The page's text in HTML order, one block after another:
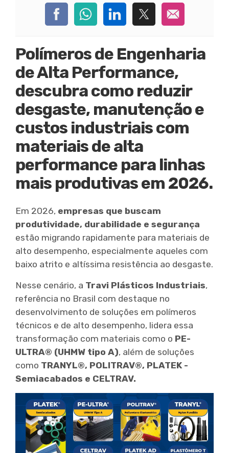
Polímeros de Engenharia
de Alta Performance,
descubra como reduzir
desgaste, manutenção e
custos industriais com
materiais de alta
performance para linhas
mais produtivas em 2026.
Em 2026, empresas que buscam
produtividade, durabilidade e segurança
estão migrando rapidamente para materiais de
alto desempenho, especialmente aqueles com
baixo atrito e altíssima resistência ao desgaste.
Nesse cenário, a Travi Plásticos Industriais,
referência no Brasil com destaque no
desenvolvimento de soluções em polímeros
técnicos e de alto desempenho, lidera essa
transformação com materiais como o PE-
ULTRA® (UHMW tipo A), além de soluções
como TRANYL®, POLITRAV®, PLATEK -
Semiacabados e CELTRAV.